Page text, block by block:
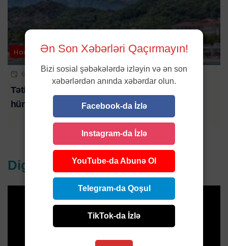
Hadisə
6 AVQ 2026 | 10:00
Tətil əyləncəsi kabusa çevrildi: turistlər 50 metr
hündürlükdən yerə düşdü
Digər xəbərlər
Ən Son Xəbərləri Qaçırmayın!
Bizi sosial şəbəkələrdə izləyin və ən son
xəbərlərdən anında xəbərdar olun.
Facebook-da İzlə
Instagram-da İzlə
YouTube-da Abunə Ol
Telegram-da Qoşul
TikTok-da İzlə